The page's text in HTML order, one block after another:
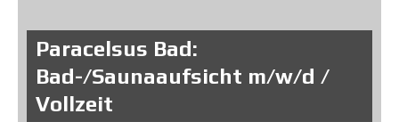
Paracelsus Bad:
Bad-/Saunaaufsicht m/w/d /
Vollzeit